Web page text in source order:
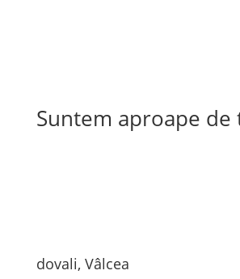
Suntem aproape de
dovali, Vâlcea